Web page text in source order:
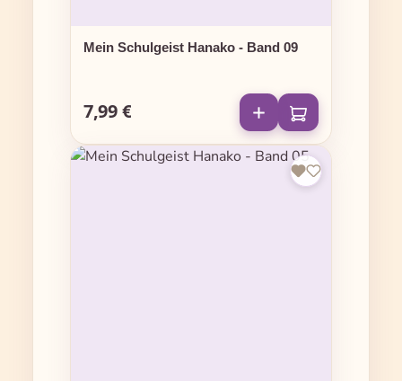
Mein Schulgeist Hanako - Band 09
Regulärer Preis:
7,99 €